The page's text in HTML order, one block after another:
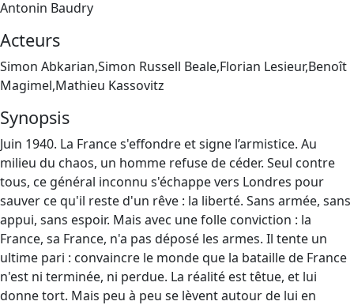
Antonin Baudry
Acteurs
Simon Abkarian,Simon Russell Beale,Florian Lesieur,Benoît
Magimel,Mathieu Kassovitz
Synopsis
Juin 1940. La France s'effondre et signe l’armistice. Au
milieu du chaos, un homme refuse de céder. Seul contre
tous, ce général inconnu s'échappe vers Londres pour
sauver ce qu'il reste d'un rêve : la liberté. Sans armée, sans
appui, sans espoir. Mais avec une folle conviction : la
France, sa France, n'a pas déposé les armes. Il tente un
ultime pari : convaincre le monde que la bataille de France
n'est ni terminée, ni perdue. La réalité est têtue, et lui
donne tort. Mais peu à peu se lèvent autour de lui en